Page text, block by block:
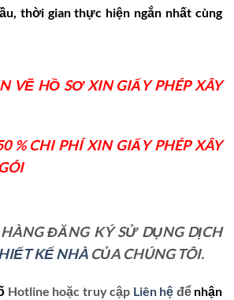
thời gian thực hiện ngắn nhất cùng
VẼ HỒ SƠ XIN GIẤY PHÉP XÂY
% CHI PHÍ XIN GIẤY PHÉP XÂY
ĐĂNG KÝ SỬ DỤNG DỊCH
KẾ NHÀCỦA CHÚNG TÔI.
Hotline hoặc truy cập Liên hệ để nhận